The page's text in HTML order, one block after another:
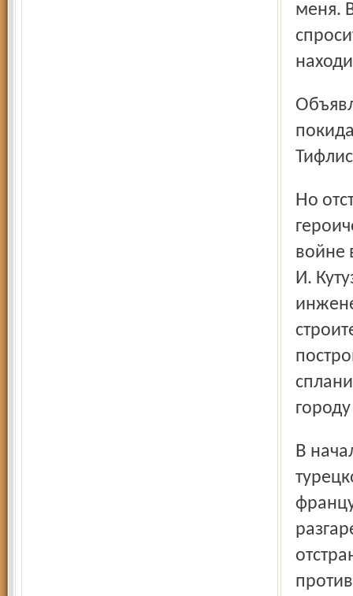
меня.
Объявляя о своём расстроенном здоровье, Тучков
Но отставка Тучкова оказалась недолгой – генерал
войне
И.
В начале Отечественной войны Сергей Тучков был ещё в